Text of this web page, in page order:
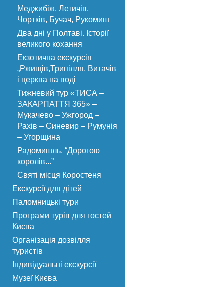
Меджибіж, Летичів,
Чортків, Бучач, Рукомиш
Два дні у Полтаві. Історії
великого кохання
Екзотична екскурсія
„Ржищів,Трипілля, Витачів
і церква на воді
Тижневий тур «ТИСА –
ЗАКАРПАТТЯ 365» –
Мукачево – Ужгород –
Рахів – Синевир – Румунія
– Угорщина
Радомишль. “Дорогою
королів...”
Святі місця Коростеня
Екскурсії для дітей
Паломницькі тури
Програми турів для гостей
Києва
Організація дозвілля
туристів
Індивідуальні екскурсії
Музеї Києва